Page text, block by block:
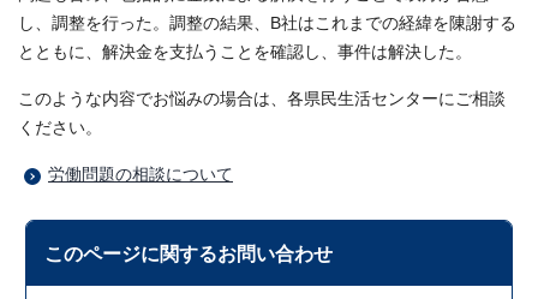
し、調整を行った。調整の結果、B社はこれまでの経緯を陳謝する
とともに、解決金を支払うことを確認し、事件は解決した。
このような内容でお悩みの場合は、各県民生活センターにご相談
ください。
労働問題の相談について
このページに関するお問い合わせ